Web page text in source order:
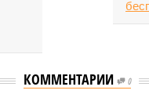
КОММЕНТАРИИ 0